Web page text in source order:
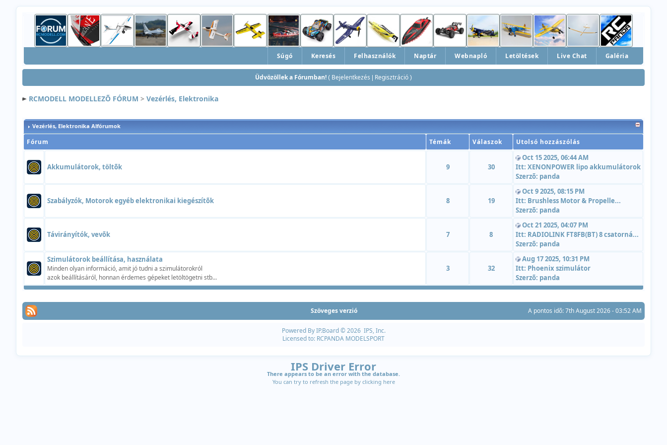
Súgó Keresés Felhasználók Naptár Webnapló Letöltések Live Chat Galéria
Üdvözöllek a Fórumban! ( Bejelentkezés Regisztráció )
RCMODELL MODELLEZÕ FÓRUM > Vezérlés, Elektronika
Vezérlés, Elektronika Alfórumok
Fórum Témák Válaszok Utolsó hozzászólás
Akkumulátorok, töltõk 9 30
Oct 15 2025, 06:44 AM
Itt: XENONPOWER lipo akkumulátorok
Szerzõ: panda
Szabályzók, Motorok egyéb elektronikai kiegészítõk 8 19
Oct 9 2025, 08:15 PM
Itt: Brushless Motor & Propelle...
Szerzõ: panda
Távirányítók, vevõk 7 8
Oct 21 2025, 04:07 PM
Itt: RADIOLINK FT8FB(BT) 8 csatorná...
Szerzõ: panda
Szimulátorok beállítása, használata
Minden olyan információ, amit jó tudni a szimulátorokról
azok beállításáról, honnan érdemes gépeket letöltögetni stb...
3 32
Aug 17 2025, 10:31 PM
Itt: Phoenix szimulátor
Szerzõ: panda
Szöveges verzió A pontos idõ: 7th August 2026 - 03:52 AM
Powered ByIP.Board© 2026 IPS, Inc.
Licensed to: RCPANDA MODELSPORT
IPS Driver Error
There appears to be an error with the database.
You can try to refresh the page by clicking here